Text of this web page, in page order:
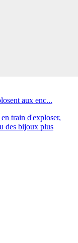
aux enc...
train d'exploser,
des bijoux plus